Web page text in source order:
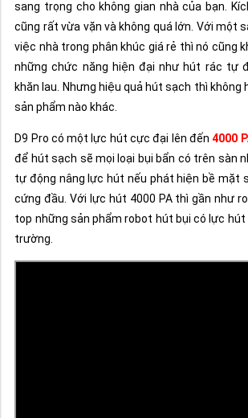
sang trọng cho không gian nhà của bạn.
cũng rất vừa vặn và không quá lớn. Với một
việc nhà trong phân khúc giá rẻ thì nó cũng
những chức năng hiện đại như hút rác tự
khăn lau. Nhưng hiệu quả hút sạch thì
sản phẩm nào khác.
D9 Pro có một lực hút cực đại lên đến4000
để hút sạch sẽ mọi loại bụi bẩn có trên sàn
tự động nâng lực hút nếu phát hiện bề mặt
cứng đầu. Với lực hút 4000 PA thì gần như
top những sản phẩm robot hút bụi có lực
trường.